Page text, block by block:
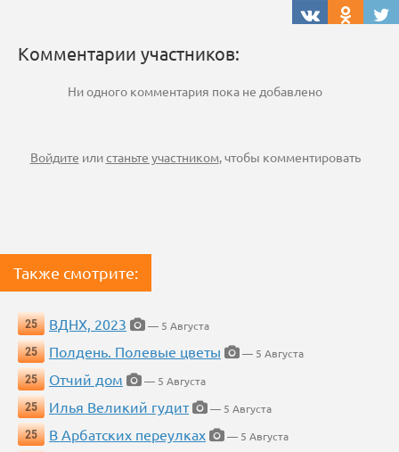
Комментарии участников:
Ни одного комментария пока не добавлено
Войдите илистаньте участником, чтобы комментировать
Также смотрите:
25 ВДНХ, 2023
— 5 Августа
25
Полдень. Полевые цветы
— 5 Августа
25
Отчий дом
— 5 Августа
25
Илья Великий гудит
— 5 Августа
25
В Арбатских переулках
— 5 Августа